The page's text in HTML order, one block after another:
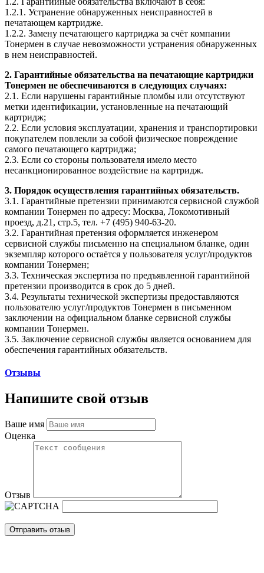
1.2.1. Устранение обнаруженных неисправностей в
печатающем картридже.
1.2.2. Замену печатающего картриджа за счёт компании
Тонермен в случае невозможности устранения обнаруженных
в нем неисправностей.
2. Гарантийные обязательства на печатающие картриджи
Тонермен не обеспечиваются в следующих случаях:
2.1. Если нарушены гарантийные пломбы или отсутствуют
метки идентификации, установленные на печатающий
картридж;
2.2. Если условия эксплуатации, хранения и транспортировки
покупателем повлекли за собой физическое повреждение
самого печатающего картриджа;
2.3. Если со стороны пользователя имело место
несанкционированное воздействие на картридж.
3. Порядок осуществления гарантийных обязательств.
3.1. Гарантийные претензии принимаются сервисной службой
компании Тонермен по адресу: Москва, Локомотивный
проезд, д.21, стр.5, тел. +7 (495) 940-63-20.
3.2. Гарантийная претензия оформляется инженером
сервисной службы письменно на специальном бланке, один
экземпляр которого остаётся у пользователя услуг/продуктов
компании Тонермен;
3.3. Техническая экспертиза по предъявленной гарантийной
претензии производится в срок до 5 дней.
3.4. Результаты технической экспертизы предоставляются
пользователю услуг/продуктов Тонермен в письменном
заключении на официальном бланке сервисной службы
компании Тонермен.
3.5. Заключение сервисной службы является основанием для
обеспечения гарантийных обязательств.
Отзывы
Напишите свой отзыв
Ваше имя
Оценка
Отзыв
Отправить отзыв